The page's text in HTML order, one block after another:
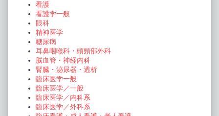
看護
看護学一般
眼科
精神医学
糖尿病
耳鼻咽喉科・頭頸部外科
脳血管・神経内科
腎臓・泌尿器・透析
臨床医学一般
臨床医学／一般
臨床医学／内科系
臨床医学／外科系